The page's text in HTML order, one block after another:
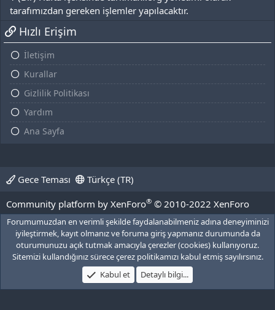
tarafımızdan gereken işlemler yapılacaktır.
Hızlı Erişim
İletişim
Kurallar
Gizlilik Politikası
Yardım
Ana Sayfa
Gece Teması
Türkçe (TR)
Community platform by XenForo® © 2010-2022 XenForo
Ltd.
[XGT] Forum statistics system- XenGenTr
Forumumuzdan en verimli şekilde faydalanabilmeniz adına deneyiminizi
iyileştirmek, kayıt olmanız ve foruma giriş yapmanız durumunda da
oturumunuzu açık tutmak amacıyla çerezler (cookies) kullanıyoruz.
Sitemizi kullandığınız sürece çerez politikamızı kabul etmiş sayılırsınız.
Kabul et
Detaylı bilgi...